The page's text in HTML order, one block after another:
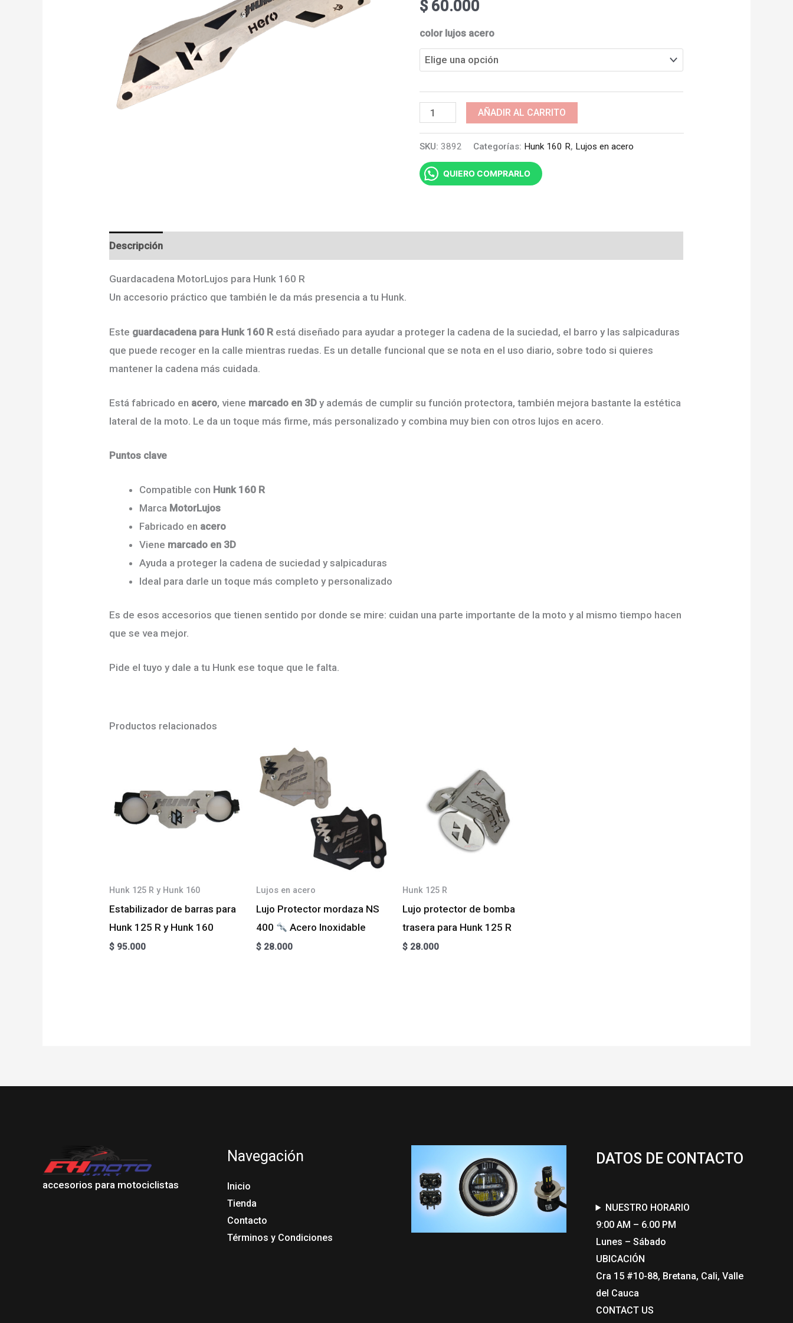
$60.000
color lujos acero
Guardacadena
acero
para
Hunk
AÑADIR AL CARRITO
SKU: 3892 Categorías: Hunk 160 R, Lujos en acero
QUIERO COMPRARLO
Descripción
Guardacadena MotorLujos para Hunk 160 R
Un accesorio práctico que también le da más presencia a tu Hunk.
Este guardacadena para Hunk 160 R está diseñado para ayudar a proteger la cadena de la suciedad, el barro y las salpicaduras
que puede recoger en la calle mientras ruedas. Es un detalle funcional que se nota en el uso diario, sobre todo si quieres
mantener la cadena más cuidada.
Está fabricado en acero, viene marcado en 3D y además de cumplir su función protectora, también mejora bastante la estética
lateral de la moto. Le da un toque más firme, más personalizado y combina muy bien con otros lujos en acero.
Puntos clave
Compatible con Hunk 160 R
Marca MotorLujos
Fabricado en acero
Viene marcado en 3D
Ayuda a proteger la cadena de suciedad y salpicaduras
Ideal para darle un toque más completo y personalizado
Es de esos accesorios que tienen sentido por donde se mire: cuidan una parte importante de la moto y al mismo tiempo hacen
que se vea mejor.
Pide el tuyo y dale a tu Hunk ese toque que le falta.
Productos relacionados
Hunk 125 R y Hunk 160
Estabilizador de barras para
Hunk 125 R y Hunk 160
$ 95.000
Lujos en acero
Lujo Protector mordaza NS
400
Acero Inoxidable
$28.000
Hunk 125 R
Lujo protector de bomba
trasera para Hunk 125 R
$ 28.000
accesorios para motociclistas
Navegación
Inicio
Tienda
Contacto
Términos y Condiciones
DATOS DE CONTACTO
NUESTRO HORARIO
9:00 AM – 6.00 PM
Lunes – Sábado
UBICACIÓN
Cra 15 #10-88, Bretana, Cali, Valle
del Cauca
CONTACT US​